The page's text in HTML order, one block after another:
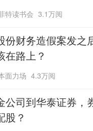
特读书会 3.1万阅
份财务造假案发之
在路上？
面力场 4.3万阅
公司到华泰证券，
股？